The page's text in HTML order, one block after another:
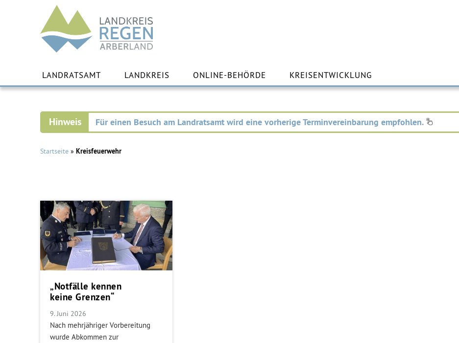
Landkreis
Regen
Inhalt
springen
LANDRATSAMT LANDKREIS ONLINE-BEHÖRDE KREISENTWICKLUNG
Für einen Besuch am Landratsamt wird eine vorherige Terminvereinbarung empfohlen.
Startseite » Kreisfeuerwehr
„Notfälle kennen
keine Grenzen“
9. Juni 2026
Nach mehrjähriger Vorbereitung
wurde Abkommen zur